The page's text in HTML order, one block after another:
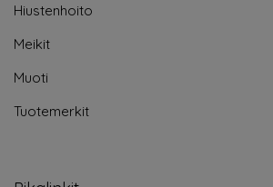
Hiustenhoito
Meikit
Muoti
Tuotemerkit